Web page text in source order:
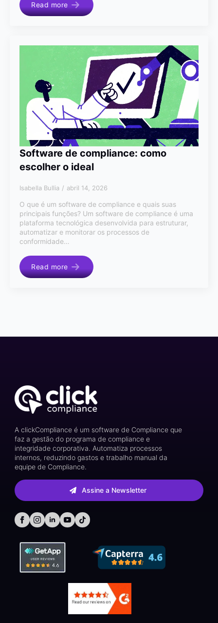
Read more
Software de compliance: como
escolher o ideal
Isabella Bullia abril 14, 2026
O que é um software de compliance e quais suas
principais funções? Um software de compliance é uma
plataforma tecnológica desenvolvida para estruturar,
automatizar e monitorar os processos de
conformidade…
Read more
A clickCompliance é um software de Compliance que
faz a gestão do programa de compliance e
integridade corporativa. Automatiza processos
internos, reduzindo gastos e trabalho manual da
equipe de Compliance.
Assine a Newsletter